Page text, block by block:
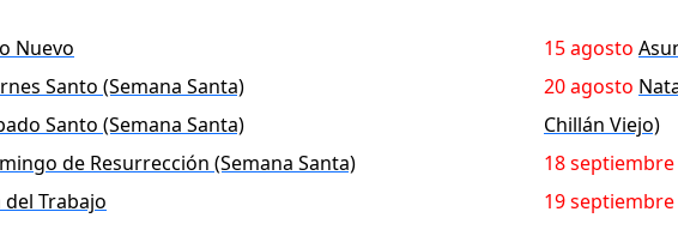
Nuevo
Santo (Semana Santa)
Santo (Semana Santa)
de Resurrección (Semana Santa)
del Trabajo
15 agosto
20 agosto
Chillán Viejo)
18 septiembre
19 septiembre